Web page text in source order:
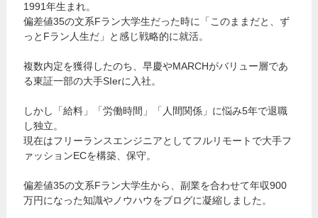
1991年生まれ。
偏差値35の文系Fラン大学生だった時に「このままだと、ず
っとFラン人生だ」と感じ戦略的に就活。
複数内定を獲得したのち、早慶やMARCHがバリュー層であ
る東証一部の大手SIerに入社。
しかし「給料」「労働時間」「人間関係」に悩み5年で退職
し独立。
現在はフリーランスエンジニアとしてフルリモートで大手フ
ァッションECを構築、保守。
偏差値35の文系Fラン大学生から、副業を合わせて年収900
万円になった知識やノウハウをブログに凝縮しました。